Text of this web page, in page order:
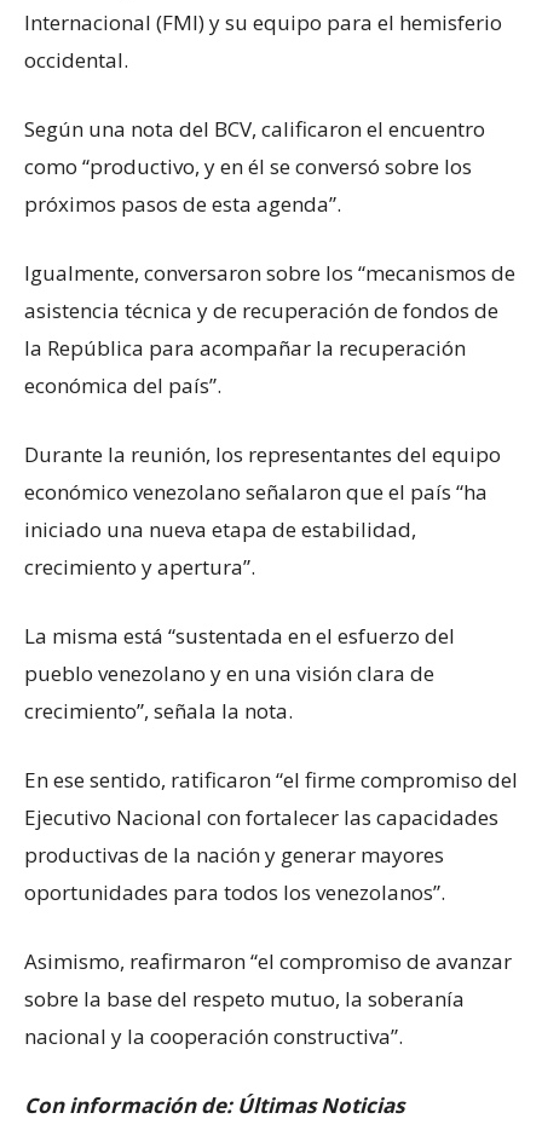
Internacional (FMI) y su equipo para el hemisferio
occidental.
Según una nota del BCV, calificaron el encuentro
como “productivo, y en él se conversó sobre los
próximos pasos de esta agenda”.
Igualmente, conversaron sobre los “mecanismos de
asistencia técnica y de recuperación de fondos de
la República para acompañar la recuperación
económica del país”.
Durante la reunión, los representantes del equipo
económico venezolano señalaron que el país “ha
iniciado una nueva etapa de estabilidad,
crecimiento y apertura”.
La misma está “sustentada en el esfuerzo del
pueblo venezolano y en una visión clara de
crecimiento”, señala la nota.
En ese sentido, ratificaron “el firme compromiso del
Ejecutivo Nacional con fortalecer las capacidades
productivas de la nación y generar mayores
oportunidades para todos los venezolanos”.
Asimismo, reafirmaron “el compromiso de avanzar
sobre la base del respeto mutuo, la soberanía
nacional y la cooperación constructiva”.
Con información de: Últimas Noticias